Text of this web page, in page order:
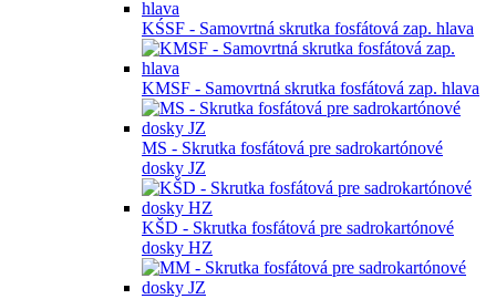
zap.hlava TORX
WTN - Skrutka na drevo z nerezovej ocele
WHTN - Skrutka na drevo z nerezovej ocele
TORX
WTNA2 - Skrutka na drevo z nerezovej ocele
A2
KOŠ - Skrutka
konfirmát